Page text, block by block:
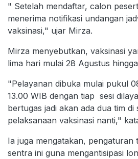
" Setelah mendaftar, calon
menerima notifikasi undangan
vaksinasi," ujar Mirza.
Mirza menyebutkan, vaksinasi
lima hari mulai 28 Agustus
"Pelayanan dibuka mulai pukul
13.00 WIB dengan tiap sesi
bertugas jadi akan ada dua tim di
pelaksanaan vaksinasi nanti,"
Ia juga mengatakan, pengaturan
sentra ini guna mengantisipasi